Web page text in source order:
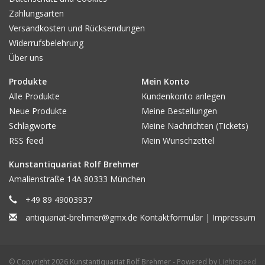
Sammlungen // present in numerous collections: USA, Japan,
Lateinamerika, Israel, im Mittleren Osten, Philippinen, Hong
Kong, Ceylon, Australien, Südafrica, Frankreich, Belgien, Holland,
Italien, Spanien, Deutschland, Schweiz u.a. Ländern sowie in
Biografie des Künstlers / Autors:Brüssel- 1920, tätig in
Frankreich, London u. New York, gest. / died 2002 -Flotsam/
France
Sonstiges / Erhaltung / Ausstattung, z.B.: PP od. Rahmen /
Provenienz / Sammlung /Beigabe:
Zahlungsarten
Versandkosten und Rücksendungen
Widerrufsbelehrung
Über uns
Produkte
Alle Produkte
Neue Produkte
Schlagworte
RSS feed
Mein Konto
Kundenkonto anlegen
Meine Bestellungen
Meine Nachrichten (Tickets)
Mein Wunschzettel
Kunstantiquariat Rolf Brehmer
Amalienstraße 14A 80333 München
+49 89 49003937
antiquariat-brehmer@gmx.de Kontaktformular | Impressum
© Copyright 2026 Kunstantiquariat Rolf Brehmer - Powered by Lightspeed